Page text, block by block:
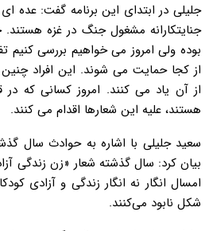
جلیلی در ابتدای این برنامه گفت:
جنایتکارانه مشغول جنگ در غزه
بوده ولی امروز می خواهیم بررسی
از کجا حمایت می شوند. این افراد چنین
از آن یاد می کنند. امروز کسانی که
هستند، علیه این شعارها اقدام می کنند.
سعید جلیلی با اشاره به حوادث سال
بیان کرد: سال گذشته شعار «زن زندگی
امسال انگار نه انگار زندگی و آزادی
شکل نابود می‌کنند.